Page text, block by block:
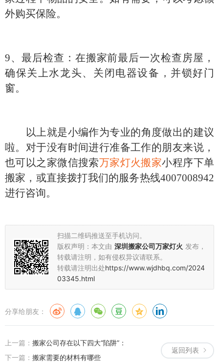
外购买保险。
9、 最后检查：在搬家前最后一次检查房屋，
确保关上水龙头、关闭电器设备，并锁好门
窗。
以上就是小编作为专业的角度做出的建议
啦。对于没有时间进行准备工作的朋友来说，
也可以之家微信搜索万家灯火搬家小程序下单
搬家，或直接拨打我们的服务热线4007008942
进行咨询。
扫描二维码推送至手机访问。
版权声明：本文由 深圳搬家公司万家灯火 发布，
转载请注明，如有侵权异议请联系。
转载请注明出处https://www.wjdhbq.com/2024
03345.html
分享给朋友：
返回列表
上一篇： 搬家公司存在以下四大“陷阱”：
下一篇： 搬家需要的材料有哪些